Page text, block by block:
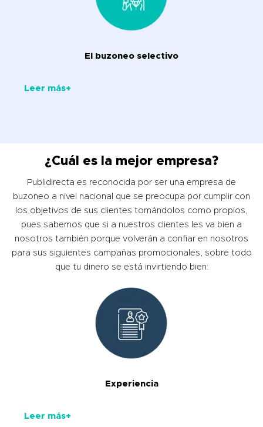
El buzoneo selectivo
Leer más+
¿Cuál es la mejor empresa?
Publidirecta es reconocida por ser una empresa de
buzoneo a nivel nacional que se preocupa por cumplir con
los objetivos de sus clientes tomándolos como propios,
pues sabemos que si a nuestros clientes les va bien a
nosotros también porque volverán a confiar en nosotros
para sus siguientes campañas promocionales, sobre todo
que tu dinero se está invirtiendo bien:
Experiencia
Leer más+